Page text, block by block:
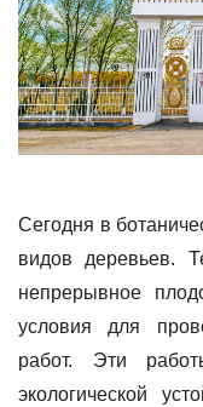
Сегодня в
видов деревьев.
непрерывное
условия для
работ. Эти
экологической